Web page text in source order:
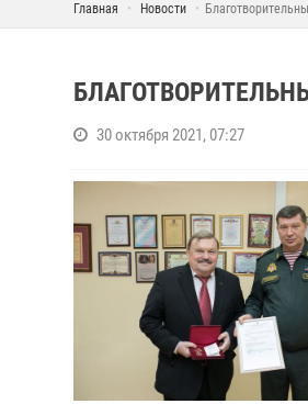
Главная Новости
30 октября 2021, 07:27